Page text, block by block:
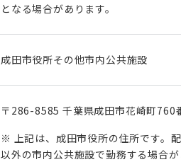
となる場合があります。
成田市役所その他市内公共施設
〒286-8585 千葉県成田市花崎町
※ 上記は、成田市役所の住所です。
以外の市内公共施設で勤務する場合が